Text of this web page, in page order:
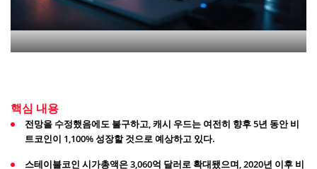
핵심 내용
전망을 수정했음에도 불구하고, 캐시 우드는 여전히 향후 5년 동안 비
트코인이 1,100% 성장할 것으로 예상하고 있다.
스테이블코인 시가총액은 3,060억 달러로 확대됐으며, 2020년 이후 비